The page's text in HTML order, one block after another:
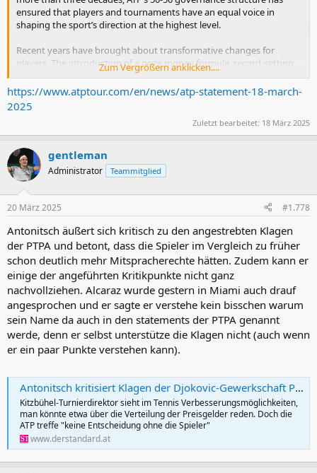
ensured that players and tournaments have an equal voice in
shaping the sport’s direction at the highest level.
Recent years have brought about transformative changes for
players. The introduction of a prize money formula, record-setting
on-site prize money, and new and expanded Bonus Pools have
contributed to a major increase in player compensation (up $70
million in the past five years). The introduction of annual,
independent audits has given players full transparency over
tournament financials at ATP events. ATP’s Baseline programme has
introduced minimum guaranteed income for the Top 250-ranked
singles players, providing unprecedented financial security in
professional tennis.
Contributions to the player pension fund have surged, while prize
money at ATP Challenger Tour events has more than doubled -
reinforcing ATP’s commitment to strengthening the player pathway.
These advancements have been achieved through ATP’s
governance structure, with every key decision made with player
input and by their elected representatives. Meanwhile, players - as
independent contractors - have retained extensive control over
their schedules, allowing them the flexibility to compete, train, and
monetise their careers as they see fit.
While ATP has remained focused on delivering reforms that benefit
players at multiple levels, the PTPA has consistently chosen division
and distraction through misinformation over progress. Five years
meaningful role in tennis, making its decision to pursue legal action
at this juncture unsurprising.
We strongly reject the premise of the PTPA’s claims, believe the case
to be entirely without merit, and will vigorously defend our
position. ATP remains committed to working in the best interests of
Zum Vergrößern anklicken....
https://www.atptour.com/en/news/atp-statement-18-march-
2025
Zuletzt bearbeitet: 18 März 2025
gentleman
Administrator Teammitglied
20 März 2025 #1.778
Antonitsch äußert sich kritisch zu den angestrebten Klagen
der PTPA und betont, dass die Spieler im Vergleich zu früher
schon deutlich mehr Mitspracherechte hätten. Zudem kann er
einige der angeführten Kritikpunkte nicht ganz
nachvollziehen. Alcaraz wurde gestern in Miami auch drauf
angesprochen und er sagte er verstehe kein bisschen warum
sein Name da auch in den statements der PTPA genannt
werde, denn er selbst unterstütze die Klagen nicht (auch wenn
er ein paar Punkte verstehen kann).
Antonitsch kritisiert Klagen der Djokovic-Gewerkschaft PTPA: "Es gibt viel Mitspracherecht"
Kitzbühel-Turnierdirektor sieht im Tennis Verbesserungsmöglichkeiten,
man könnte etwa über die Verteilung der Preisgelder reden. Doch die
ATP treffe "keine Entscheidung ohne die Spieler"
www.derstandard.at